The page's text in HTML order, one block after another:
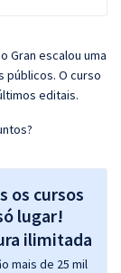
Gran escalou uma
O curso
editais.
os cursos
lugar!
mais de 25 mil